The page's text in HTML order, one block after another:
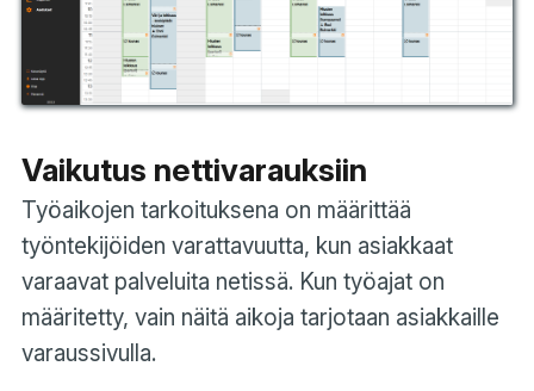
Vaikutus nettivarauksiin
Työaikojen tarkoituksena on määrittää
työntekijöiden varattavuutta, kun asiakkaat
varaavat palveluita netissä. Kun työajat on
määritetty, vain näitä aikoja tarjotaan asiakkaille
varaussivulla.